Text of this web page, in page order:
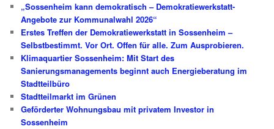
„Sossenheim kann demokratisch – Demokratiewerkstatt-
Angebote zur Kommunalwahl 2026“
Erstes Treffen der Demokratiewerkstatt in Sossenheim –
Selbstbestimmt. Vor Ort. Offen für alle. Zum Ausprobieren.
Klimaquartier Sossenheim: Mit Start des
Sanierungsmanagements beginnt auch Energieberatung im
Stadtteilbüro
Stadtteilmarkt im Grünen
Geförderter Wohnungsbau mit privatem Investor in
Sossenheim